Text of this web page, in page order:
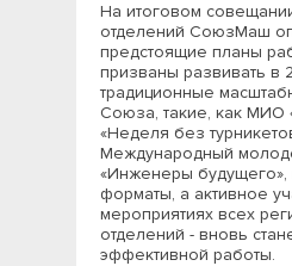
На итоговом
отделений СоюзМаш
предстоящие планы
призваны развивать в
традиционные
Союза, такие, как МИО
«Неделя без
Международный
«Инженеры
форматы, а активное
мероприятиях всех
отделений - вновь
эффективной работы.